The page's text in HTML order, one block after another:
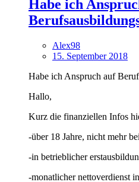
Habe ich
Alex98
15. September 2018
Habe ich Anspruch auf
Hallo,
Kurz die finanziellen Infos
-über 18 Jahre, nicht mehr
-in betrieblicher
-monatlicher nettoverdienst